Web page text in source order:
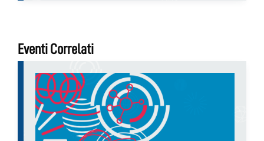
Eventi Correlati